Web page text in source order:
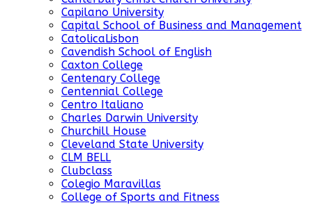
Capilano University
Capital School of Business and Management
CatolicaLisbon
Cavendish School of English
Caxton College
Centenary College
Centennial College
Centro Italiano
Charles Darwin University
Churchill House
Cleveland State University
CLM BELL
Clubclass
Colegio Maravillas
College of Sports and Fitness